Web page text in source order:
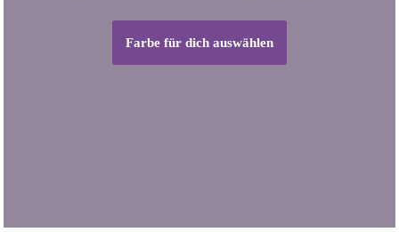
Farbe für dich auswählen